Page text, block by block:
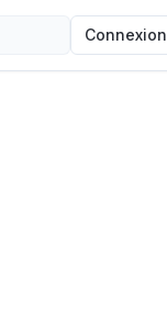
Connexion